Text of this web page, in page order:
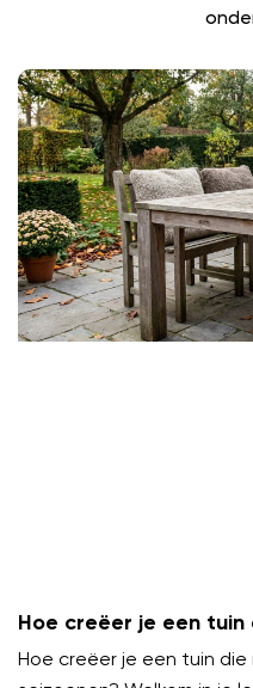
Hoe creëer je een
seizoenen?
Hoe creëer je een tuin